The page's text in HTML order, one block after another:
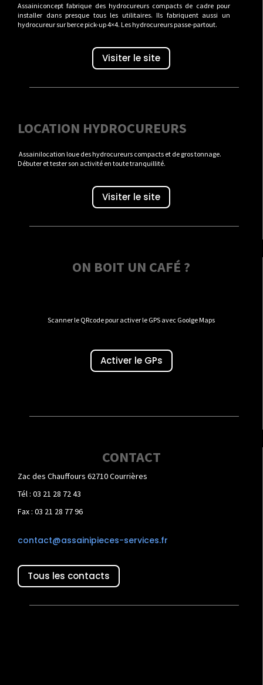
Assainiconcept fabrique des hydrocureurs compacts de cadre pour
installer dans presque tous les utilitaires. Ils fabriquent aussi un
hydrocureur sur berce pick-up 4×4. Les hydrocureurs passe-partout.
Visiter le site
LOCATION HYDROCUREURS
Assainilocation loue des hydrocureurs compacts et de gros tonnage.
Débuter et tester son activité en toute tranquillité.
Visiter le site
ON BOIT UN CAFÉ ?
Scanner le QRcode pour activer le GPS avec Goolge Maps
Activer le GPs
CONTACT
Zac des Chauffours 62710 Courrières
Tél : 03 21 28 72 43
Fax : 03 21 28 77 96
contact@assainipieces-services.fr
Tous les contacts